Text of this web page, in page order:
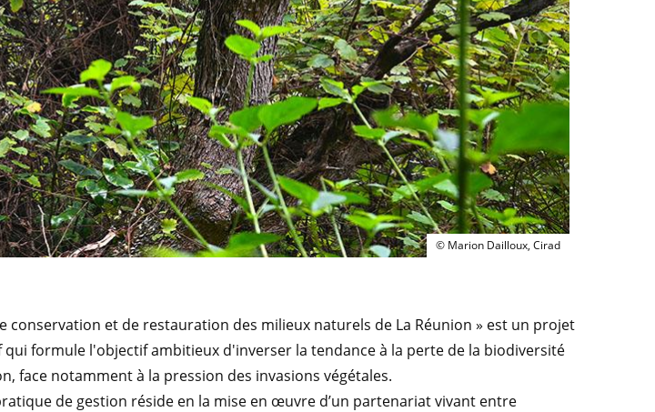
© Marion Dailloux, Cirad
© Marion Dailloux, Cirad
conservation et de restauration des milieux naturels de La Réunion » est un projet
formule l'objectif ambitieux d'inverser la tendance à la perte de la biodiversité
face notamment à la pression des invasions végétales.
de gestion réside en la mise en œuvre d’un partenariat vivant entre